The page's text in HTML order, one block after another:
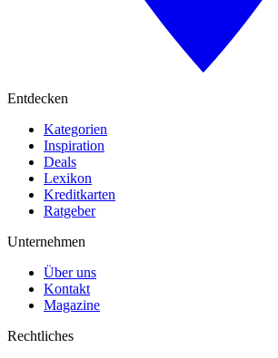
Entdecken
Kategorien
Inspiration
Deals
Lexikon
Kreditkarten
Ratgeber
Unternehmen
Über uns
Kontakt
Magazine
Rechtliches